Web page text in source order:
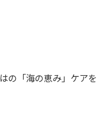
の「海の恵み」ケアを